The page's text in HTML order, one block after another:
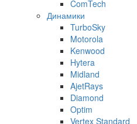
ComTech
Динамики
TurboSky
Motorola
Kenwood
Hytera
Midland
AjetRays
Diamond
Optim
Vertex Standard